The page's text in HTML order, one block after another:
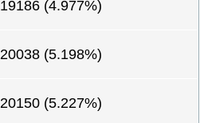
19186 (4.977%)
20038 (5.198%)
20150 (5.227%)